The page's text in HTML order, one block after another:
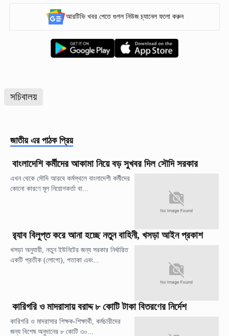
আরটিভি খবর পেতে গুগল নিউজ চ্যানেল ফলো করুন
সচিবালয়
জাতীয় এর পাঠক প্রিয়
বাংলাদেশি কর্মীদের আকামা নিয়ে বড় সুখবর দিল সৌদি সরকার
এখন থেকে সৌদি আরবে কর্মস্থলে বাংলাদেশী কর্মীদের
কোনো কারণে মূল নিয়োগকর্তা বা...
র‍্যাব বিলুপ্ত করে আনা হচ্ছে নতুন বাহিনী, খসড়া আইন প্রকাশ
খসড়া অনুযায়ী, নতুন ইউনিটের জন্য সরকার নির্ধারিত
একটি প্রতীক (লোগো), পতাকা এবং...
কারিগরি ও মাদরাসায় বরাদ্দ ৮ কোটি টাকা বিতরণের নির্দেশ
কারিগরি ও মাদরাসার শিক্ষক-শিক্ষার্থী, কর্মচারীদের
জন্য বিশেষ অনুদানের ৮ কোটি ৩০...